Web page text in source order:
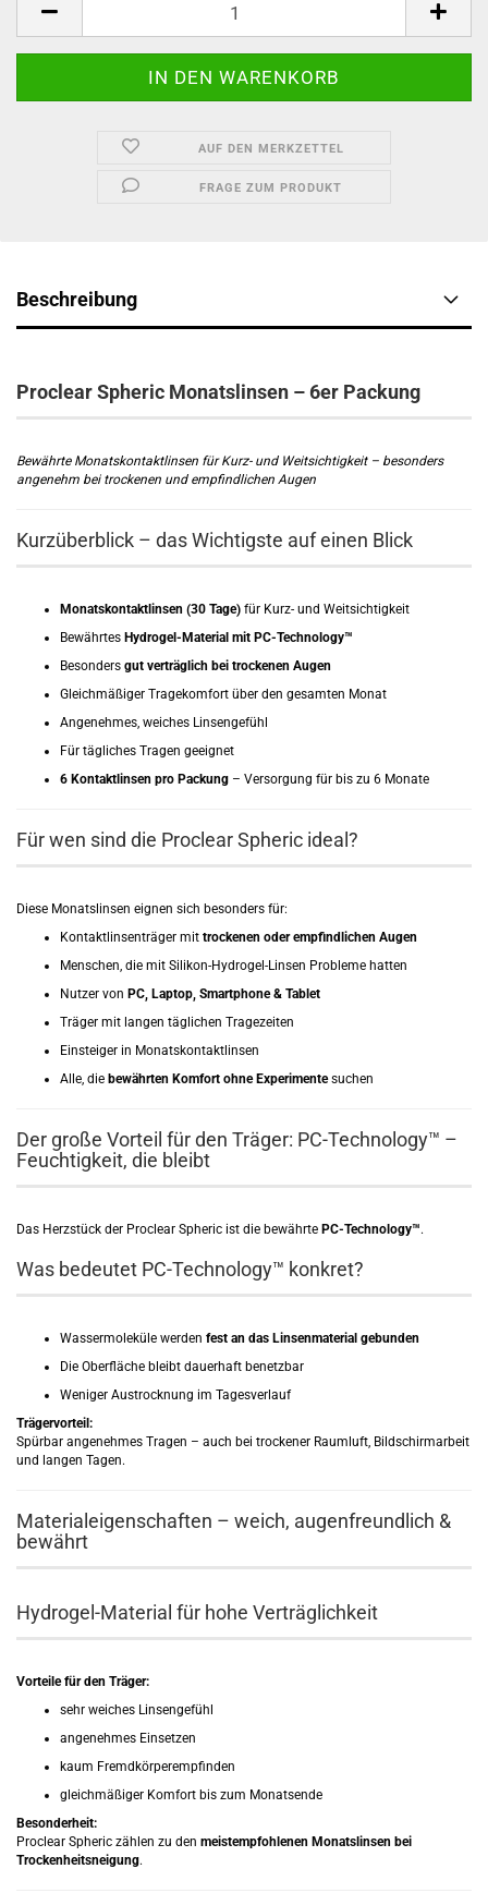
AUF DEN MERKZETTEL
FRAGE ZUM PRODUKT
Beschreibung
Proclear Spheric Monatslinsen – 6er Packung
Bewährte Monatskontaktlinsen für Kurz- und Weitsichtigkeit – besonders
angenehm bei trockenen und empfindlichen Augen
Kurzüberblick – das Wichtigste auf einen Blick
Monatskontaktlinsen (30 Tage) für Kurz- und Weitsichtigkeit
Bewährtes Hydrogel-Material mit PC-Technology™
Besonders gut verträglich bei trockenen Augen
Gleichmäßiger Tragekomfort über den gesamten Monat
Angenehmes, weiches Linsengefühl
Für tägliches Tragen geeignet
6 Kontaktlinsen pro Packung – Versorgung für bis zu 6 Monate
Für wen sind die Proclear Spheric ideal?
Diese Monatslinsen eignen sich besonders für:
Kontaktlinsenträger mit trockenen oder empfindlichen Augen
Menschen, die mit Silikon-Hydrogel-Linsen Probleme hatten
Nutzer von PC, Laptop, Smartphone & Tablet
Träger mit langen täglichen Tragezeiten
Einsteiger in Monatskontaktlinsen
Alle, die bewährten Komfort ohne Experimentesuchen
Der große Vorteil für den Träger: PC-Technology™ –
Feuchtigkeit, die bleibt
Das Herzstück der Proclear Spheric ist die bewährte PC-Technology™.
Was bedeutet PC-Technology™ konkret?
Wassermoleküle werden fest an das Linsenmaterial gebunden
Die Oberfläche bleibt dauerhaft benetzbar
Weniger Austrocknung im Tagesverlauf
Trägervorteil:
Spürbar angenehmes Tragen – auch bei trockener Raumluft, Bildschirmarbeit
und langen Tagen.
Materialeigenschaften – weich, augenfreundlich &
bewährt
Hydrogel-Material für hohe Verträglichkeit
Vorteile für den Träger:
sehr weiches Linsengefühl
angenehmes Einsetzen
kaum Fremdkörperempfinden
gleichmäßiger Komfort bis zum Monatsende
Besonderheit:
Proclear Spheric zählen zu den meistempfohlenen Monatslinsen bei
Trockenheitsneigung.